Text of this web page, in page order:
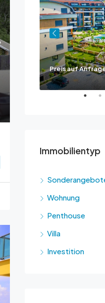
Preis auf
Immobilientyp
Wohnung
Penthouse
Villa
Investition